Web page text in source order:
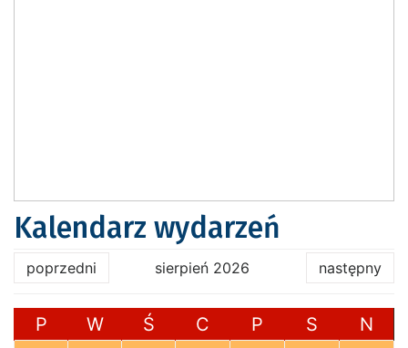
Kalendarz wydarzeń
poprzedni sierpień 2026 następny
P W Ś C P S N